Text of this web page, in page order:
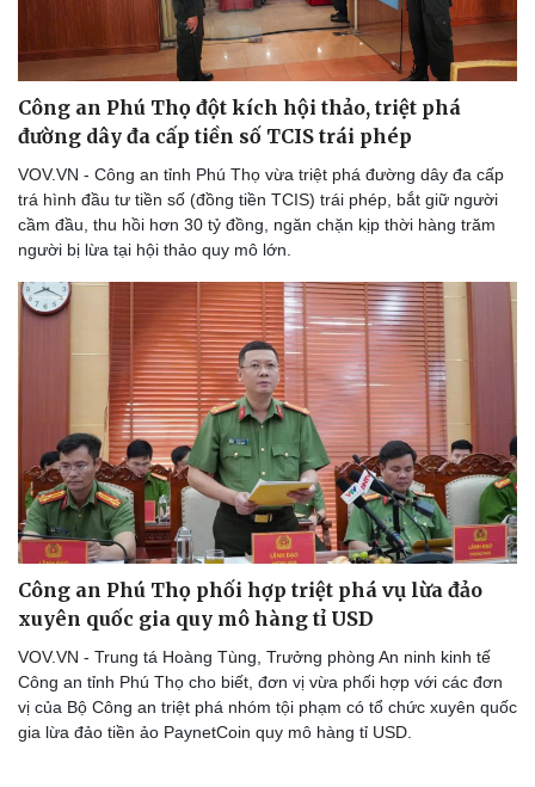
Sân khấu - Điện ảnh
Văn học
Âm nhạc
Di sản
Giải trí
Nghệ sĩ
Thời trang
Công an Phú Thọ đột kích hội thảo, triệt phá
đường dây đa cấp tiền số TCIS trái phép
VOV.VN - Công an tỉnh Phú Thọ vừa triệt phá đường dây đa cấp
trá hình đầu tư tiền số (đồng tiền TCIS) trái phép, bắt giữ người
cầm đầu, thu hồi hơn 30 tỷ đồng, ngăn chặn kịp thời hàng trăm
người bị lừa tại hội thảo quy mô lớn.
Công an Phú Thọ phối hợp triệt phá vụ lừa đảo
xuyên quốc gia quy mô hàng tỉ USD
VOV.VN - Trung tá Hoàng Tùng, Trưởng phòng An ninh kinh tế
Công an tỉnh Phú Thọ cho biết, đơn vị vừa phối hợp với các đơn
vị của Bộ Công an triệt phá nhóm tội phạm có tổ chức xuyên quốc
gia lừa đảo tiền ảo PaynetCoin quy mô hàng tỉ USD.